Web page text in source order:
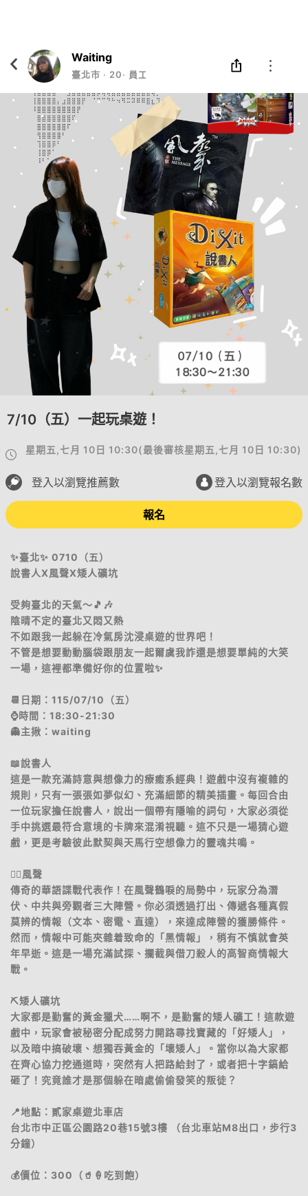
Waiting
臺北市 ‧ 20‧ 員工
7/10（五）一起玩桌遊！
星期五,七月 10日 10:30(最後審核星期五,七月 10日 10:30)
登入以瀏覽推薦數 登入以瀏覽報名數
報名
✨臺北✨ 0710（五）
說書人X風聲X矮人礦坑
受夠臺北的天氣～🎵🎶
陰晴不定的臺北又悶又熱
不如跟我一起躲在冷氣房沈浸桌遊的世界吧！
不管是想要動動腦袋跟朋友一起爾虞我詐還是想要單純的大笑
一場，這裡都準備好你的位置啦✨
📆日期：115/07/10（五）
⌚️時間：18:30-21:30
👻主揪：waiting
📖說書人
這是一款充滿詩意與想像力的療癒系經典！遊戲中沒有複雜的
規則，只有一張張如夢似幻、充滿細節的精美插畫。每回合由
一位玩家擔任說書人，說出一個帶有隱喻的詞句，大家必須從
手中挑選最符合意境的卡牌來混淆視聽。這不只是一場猜心遊
戲，更是考驗彼此默契與天馬行空想像力的靈魂共鳴。
🕵️‍♀️風聲
傳奇的華語諜戰代表作！在風聲鶴唳的局勢中，玩家分為潛
伏、中共與旁觀者三大陣營。你必須透過打出、傳遞各種真假
莫辨的情報（文本、密電、直達），來達成陣營的獲勝條件。
然而，情報中可能夾雜着致命的「黑情報」，稍有不慎就會英
年早逝。這是一場充滿試探、攔截與借刀殺人的高智商情報大
戰。
⛏️矮人礦坑
大家都是勤奮的黃金獵犬……啊不，是勤奮的矮人礦工！這款遊
戲中，玩家會被秘密分配成努力開路尋找寶藏的「好矮人」，
以及暗中搞破壞、想獨吞黃金的「壞矮人」。當你以為大家都
在齊心協力挖通道時，突然有人把路給封了，或者把十字鎬給
砸了！究竟誰才是那個躲在暗處偷偷發笑的叛徒？
📍地點：貳家桌遊北車店
台北市中正區公園路20巷15號3樓 （台北車站M8出口，步行3
分鐘）
💰價位：300（🥤🍦吃到飽）